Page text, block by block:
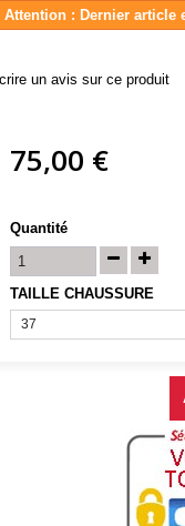
Attention : Dernier article
un avis sur ce produit
75,00 €
Quantité
TAILLE CHAUSSURE
37